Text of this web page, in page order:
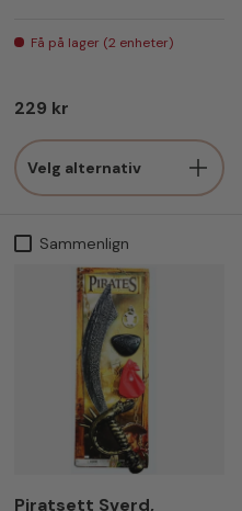
Få på lager (2 enheter)
Vanlig pris
229 kr
Velg alternativ
Sammenlign
Piratsett Sverd,